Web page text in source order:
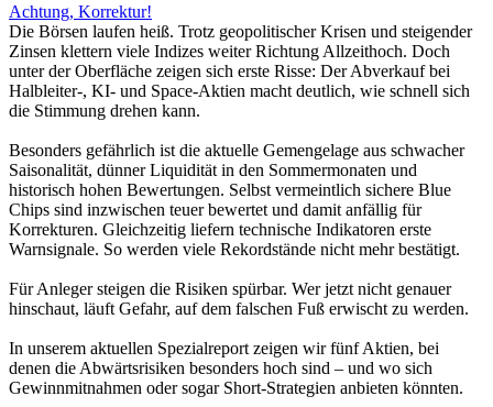
Achtung, Korrektur!
Die Börsen laufen heiß. Trotz geopolitischer Krisen und steigender
Zinsen klettern viele Indizes weiter Richtung Allzeithoch. Doch
unter der Oberfläche zeigen sich erste Risse: Der Abverkauf bei
Halbleiter-, KI- und Space-Aktien macht deutlich, wie schnell sich
die Stimmung drehen kann.
Besonders gefährlich ist die aktuelle Gemengelage aus schwacher
Saisonalität, dünner Liquidität in den Sommermonaten und
historisch hohen Bewertungen. Selbst vermeintlich sichere Blue
Chips sind inzwischen teuer bewertet und damit anfällig für
Korrekturen. Gleichzeitig liefern technische Indikatoren erste
Warnsignale. So werden viele Rekordstände nicht mehr bestätigt.
Für Anleger steigen die Risiken spürbar. Wer jetzt nicht genauer
hinschaut, läuft Gefahr, auf dem falschen Fuß erwischt zu werden.
In unserem aktuellen Spezialreport zeigen wir fünf Aktien, bei
denen die Abwärtsrisiken besonders hoch sind – und wo sich
Gewinnmitnahmen oder sogar Short-Strategien anbieten könnten.